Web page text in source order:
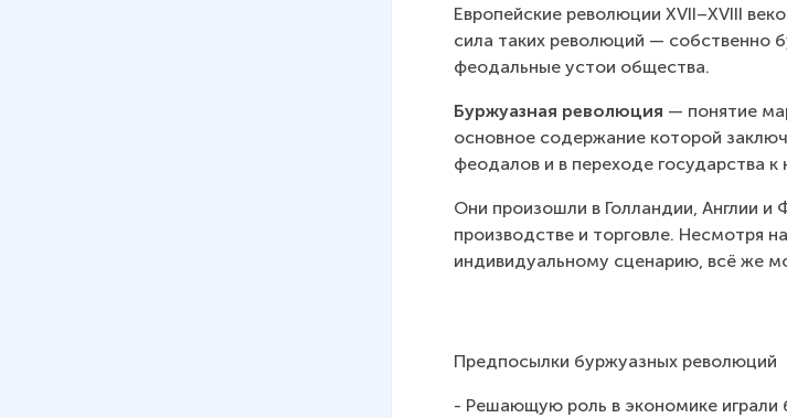
Европейские революции XVII–XVIII
сила таких революций — собственно
феодальные устои общества.
Буржуазная революция — понятие
основное содержание которой
феодалов и в переходе государства
Они произошли в Голландии, Англии
производстве и торговле. Несмотря
индивидуальному сценарию, всё же
Предпосылки буржуазных революций
- Решающую роль в экономике играли